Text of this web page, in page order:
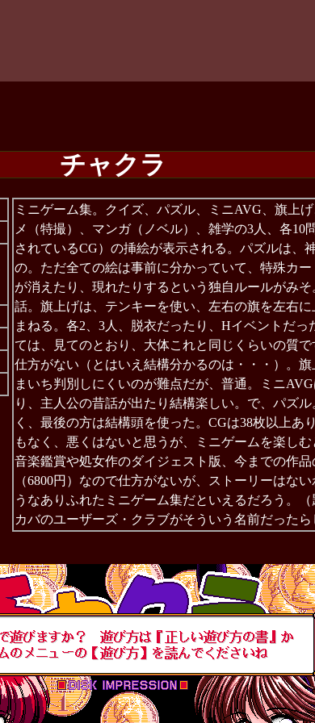
チャクラ
ミニゲーム集。クイズ、パズル、ミニAVG、旗上
メ（特撮）、マンガ（ノベル）、雑学の3人、各
されているCG）の挿絵が表示される。パズルは、
の。ただ全ての絵は事前に分かっていて、特殊カ
が消えたり、現れたりするという独自ルールがみ
話。旗上げは、テンキーを使い、左右の旗を左右
まねる。各2、3人、脱衣だったり、Hイベントだ
ては、見てのとおり、大体これと同じくらいの質
仕方がない（とはいえ結構分かるのは・・・）。
まいち判別しにくいのが難点だが、普通。ミニ
り、主人公の昔話が出たり結構楽しい。で、パズ
く、最後の方は結構頭を使った。CGは38枚以上
もなく、悪くはないと思うが、ミニゲームを楽し
音楽鑑賞や処女作のダイジェスト版、今までの作
（6800円）なので仕方がないが、ストーリーはな
うなありふれたミニゲーム集だといえるだろう。
カバのユーザーズ・クラブがそういう名前だったら